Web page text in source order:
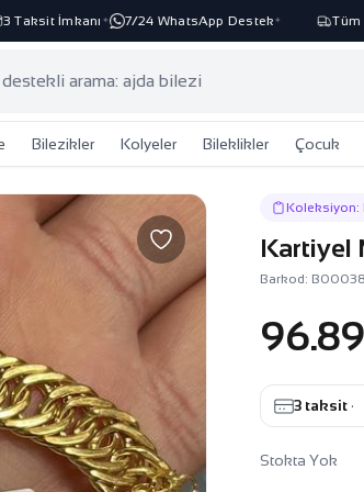
İmkanı ✦ 7/24 WhatsApp Destek✦ Tüm
Bilezikler Kolyeler Bileklikler Çocuk
Koleksiyon:
Kartiyel
Barkod:
3 taksit ·
Stokta Yok